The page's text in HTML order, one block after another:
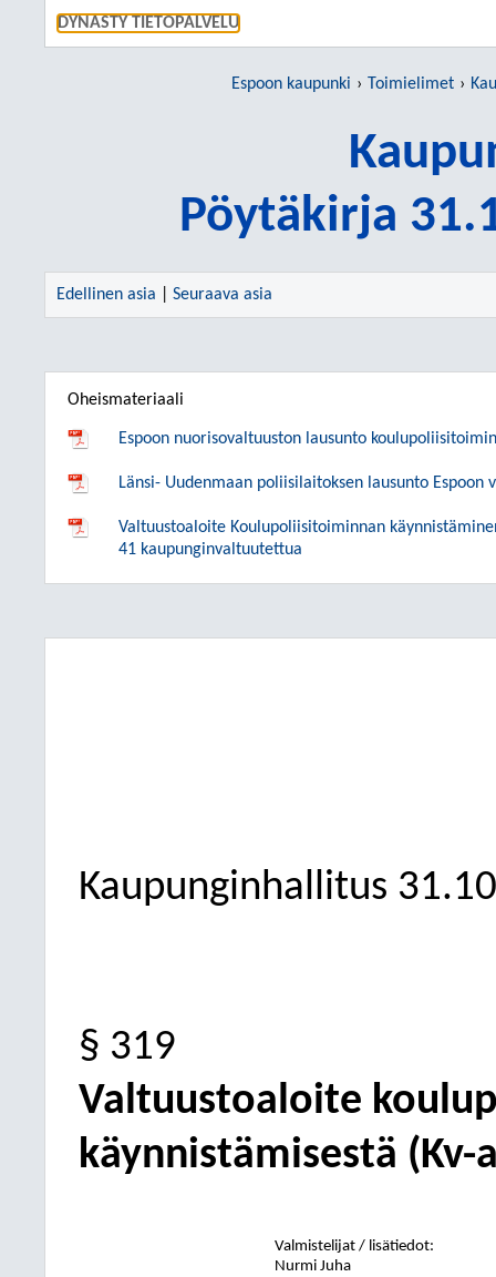
DYNASTY TIETOPALVELU
Espoon kaupunki Toimielimet
Pöytäkirja
Edellinen asia Seuraava asia
Oheismateriaali
Espoon nuorisovaltuuston lausunto
Länsi- Uudenmaan poliisilaitoksen lausunto
Valtuustoaloite Koulupoliisitoiminnan
41 kaupunginvaltuutettua
Kaupunginhallitus
§ 319
Valtuustoaloite
käynnistämisestä (Kv-
Valmistelijat / lisätiedot:
Nurmi Juha